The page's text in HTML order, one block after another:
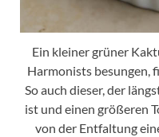
Ein kleiner grüner
Harmonists besungen,
So auch dieser, der
ist und einen größeren
von der Entfaltung